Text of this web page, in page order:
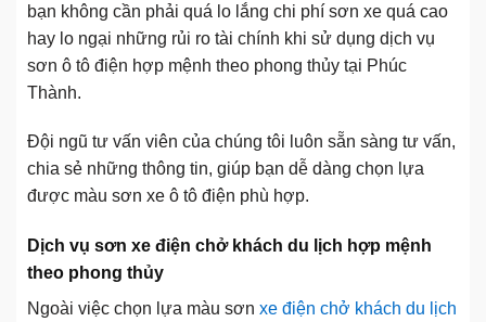
bạn không cần phải quá lo lắng chi phí sơn xe quá cao
hay lo ngại những rủi ro tài chính khi sử dụng dịch vụ
sơn ô tô điện hợp mệnh theo phong thủy tại Phúc
Thành.
Đội ngũ tư vấn viên của chúng tôi luôn sẵn sàng tư vấn,
chia sẻ những thông tin, giúp bạn dễ dàng chọn lựa
được màu sơn xe ô tô điện phù hợp.
Dịch vụ sơn xe điện chở khách du lịch hợp mệnh
theo phong thủy
Ngoài việc chọn lựa màu sơn xe điện chở khách du lịch